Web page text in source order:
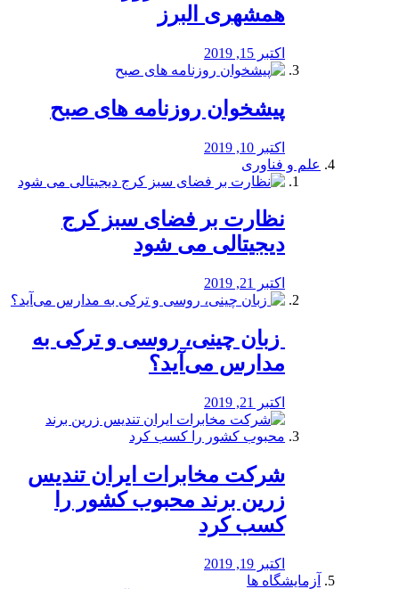
همشهری البرز
اکتبر 15, 2019
پیشخوان روزنامه های صبح
اکتبر 10, 2019
علم و فناوری
نظارت بر فضای سبز کرج
دیجیتالی می شود
اکتبر 21, 2019
️ زبان چینی، روسی و ترکی به
مدارس می‌آید؟
اکتبر 21, 2019
شرکت مخابرات ایران تندیس
زرین برند محبوب کشور را
کسب کرد
اکتبر 19, 2019
آزمایشگاه ها